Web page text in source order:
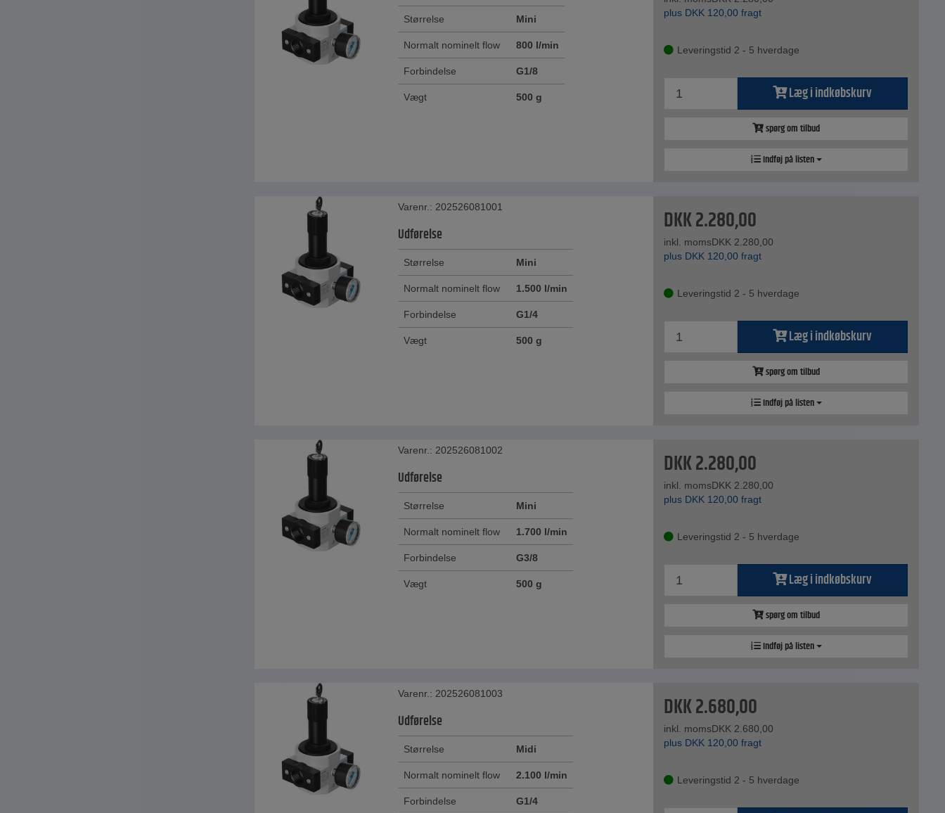
Størrelse Mini
Normalt nominelt flow 800 l/min
Forbindelse G1/8
Vægt 500 g
plus DKK 120,00 fragt
Leveringstid 2 - 5 hverdage
Læg i indkøbskurv
spørg om tilbud
Indføj på listen
Varenr.: 202526081001
Udførelse
Størrelse Mini
Normalt nominelt flow 1.500 l/min
Forbindelse G1/4
Vægt 500 g
DKK2.280,00
inkl. momsDKK 2.280,00
plus DKK 120,00 fragt
Leveringstid 2 - 5 hverdage
Læg i indkøbskurv
spørg om tilbud
Indføj på listen
Varenr.: 202526081002
Udførelse
Størrelse Mini
Normalt nominelt flow 1.700 l/min
Forbindelse G3/8
Vægt 500 g
DKK2.280,00
inkl. momsDKK 2.280,00
plus DKK 120,00 fragt
Leveringstid 2 - 5 hverdage
Læg i indkøbskurv
spørg om tilbud
Indføj på listen
Varenr.: 202526081003
Udførelse
Størrelse Midi
Normalt nominelt flow 2.100 l/min
Forbindelse G1/4
DKK2.680,00
inkl. momsDKK 2.680,00
plus DKK 120,00 fragt
Leveringstid 2 - 5 hverdage